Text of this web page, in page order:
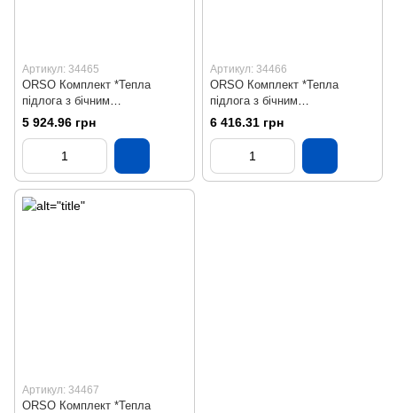
Артикул: 34465
ORSO Комплект *Тепла
підлога з бічним
підключенням НЕРЖ 7
5 924.96 грн
Артикул: 34466
ORSO Комплект *Тепла
підлога з бічним
підключенням НЕРЖ 8
6 416.31 грн
Артикул: 34467
ORSO Комплект *Тепла